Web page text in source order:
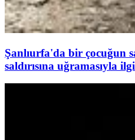
Şanlıurfa'da bir çocuğun
saldırısına uğramasıyla